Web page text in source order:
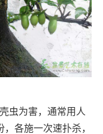
虫为害，通常用人
各施一次速扑杀，